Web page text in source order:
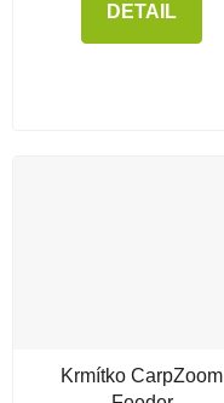
DETAIL
Krmítko CarpZoom